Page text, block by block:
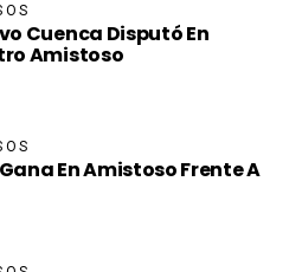
Cuenca Disputó En
Amistoso
En Amistoso Frente A